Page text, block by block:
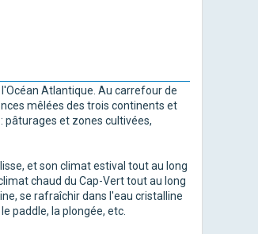
Atlantique. Au carrefour de
mêlées des trois continents et
pâturages et zones cultivées,
et son climat estival tout au long
chaud du Cap-Vert tout au long
se rafraîchir dans l'eau cristalline
paddle, la plongée, etc.